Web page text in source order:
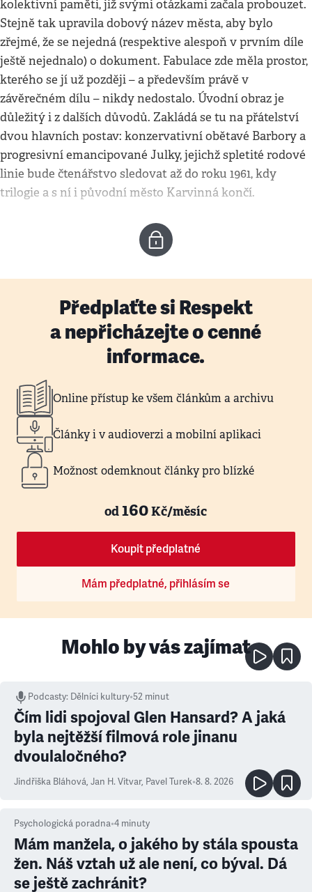
kolektivní paměti, již svými otázkami začala probouzet.
Stejně tak upravila dobový název města, aby bylo
zřejmé, že se nejedná (respektive alespoň v prvním díle
ještě nejednalo) o dokument. Fabulace zde měla prostor,
kterého se jí už později – a především právě v
závěrečném dílu – nikdy nedostalo. Úvodní obraz je
důležitý i z dalších důvodů. Zakládá se tu na přátelství
dvou hlavních postav: konzervativní obětavé Barbory a
progresivní emancipované Julky, jejichž spletité rodové
linie bude čtenářstvo sledovat až do roku 1961, kdy
trilogie a s ní i původní město Karvinná končí.
Předplaťte si Respekt
a nepřicházejte o cenné
informace.
Online přístup ke všem článkům a archivu
Články i v audioverzi a mobilní aplikaci
Možnost odemknout články pro blízké
od160Kč/měsíc
Koupit předplatné
Mám předplatné, přihlásím se
Mohlo by vás zajímat
Podcasty: Dělníci kultury•52 minut
Čím lidi spojoval Glen Hansard? A jaká
byla nejtěžší filmová role jinanu
dvoulaločného?
Jindřiška Bláhová, Jan H. Vitvar, Pavel Turek•8. 8. 2026
Psychologická poradna•4 minuty
Mám manžela, o jakého by stála spousta
žen. Náš vztah už ale není, co býval. Dá
se ještě zachránit?